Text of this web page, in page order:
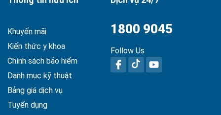
Khuyến mãi
Kiến thức y khoa
Chính sách bảo hiểm
Danh mục kỹ thuật
Bảng giá dịch vụ
Tuyển dụng
1800 9045
Follow Us